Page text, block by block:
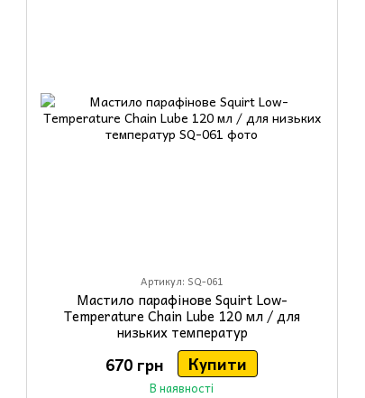
Артикул: SQ-061
Мастило парафінове Squirt Low-
Temperature Chain Lube 120 мл / для
низьких температур
670 грн Купити
В наявності